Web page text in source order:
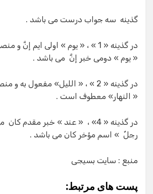
گذینه سه جواب درست می باشد .
در گذینه « 1 » ، « یوم » اولی ایم
« یوم » دومی خبر إنََّ می باشد .
در گذینه « 2 » ، « اللیل» مفعول
« النهار» معطوف است .
در گذینه « 4» ، « عند » خبر مقدم
رجلٌ » اسم مؤخر کان می باشد .
منبع : سایت بسیجی
پست های مرتبط: